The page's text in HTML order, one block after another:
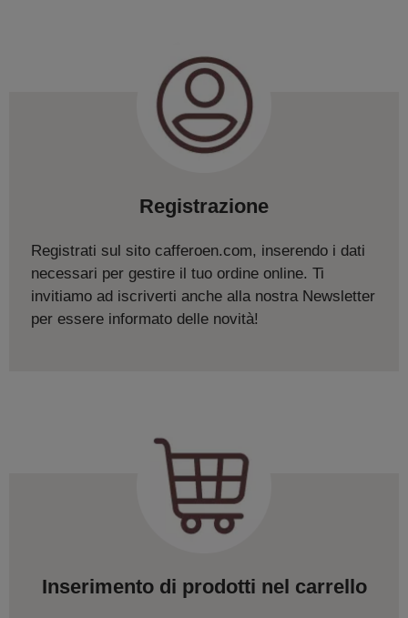
Registrazione
Registrati sul sito cafferoen.com, inserendo i dati
necessari per gestire il tuo ordine online. Ti
invitiamo ad iscriverti anche alla nostra Newsletter
per essere informato delle novità!
Inserimento di prodotti nel carrello